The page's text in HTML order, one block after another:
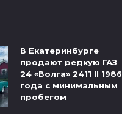
В Екатеринбурге
продают редкую ГАЗ
24 «Волга» 2411 II 1986
года с минимальным
пробегом